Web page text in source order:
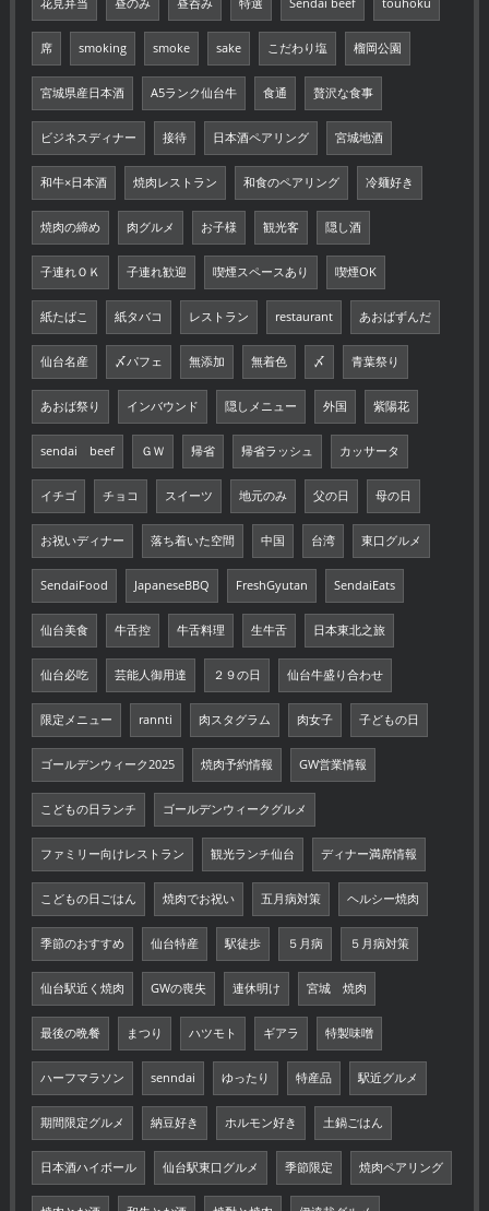
花見弁当 昼のみ 昼呑み 特選 Sendai beef touhoku
席 smoking smoke sake こだわり塩 榴岡公園
宮城県産日本酒 A5ランク仙台牛 食通 贅沢な食事
ビジネスディナー 接待 日本酒ペアリング 宮城地酒
和牛×日本酒 焼肉レストラン 和食のペアリング 冷麺好き
焼肉の締め 肉グルメ お子様 観光客 隠し酒
子連れＯＫ 子連れ歓迎 喫煙スペースあり 喫煙OK
紙たばこ 紙タバコ レストラン restaurant あおばずんだ
仙台名産 〆パフェ 無添加 無着色 〆 青葉祭り
あおば祭り インバウンド 隠しメニュー 外国 紫陽花
sendai beef ＧＷ 帰省 帰省ラッシュ カッサータ
イチゴ チョコ スイーツ 地元のみ 父の日 母の日
お祝いディナー 落ち着いた空間 中国 台湾 東口グルメ
SendaiFood JapaneseBBQ FreshGyutan SendaiEats
仙台美食 牛舌控 牛舌料理 生牛舌 日本東北之旅
仙台必吃 芸能人御用達 ２９の日 仙台牛盛り合わせ
限定メニュー rannti 肉スタグラム 肉女子 子どもの日
ゴールデンウィーク2025 焼肉予約情報 GW営業情報
こどもの日ランチ ゴールデンウィークグルメ
ファミリー向けレストラン 観光ランチ仙台 ディナー満席情報
こどもの日ごはん 焼肉でお祝い 五月病対策 ヘルシー焼肉
季節のおすすめ 仙台特産 駅徒歩 ５月病 ５月病対策
仙台駅近く焼肉 GWの喪失 連休明け 宮城 焼肉
最後の晩餐 まつり ハツモト ギアラ 特製味噌
ハーフマラソン senndai ゆったり 特産品 駅近グルメ
期間限定グルメ 納豆好き ホルモン好き 土鍋ごはん
日本酒ハイボール 仙台駅東口グルメ 季節限定 焼肉ペアリング